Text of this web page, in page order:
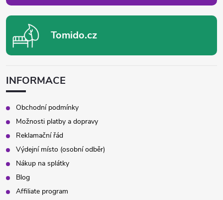
Tomido.cz
INFORMACE
Obchodní podmínky
Možnosti platby a dopravy
Reklamační řád
Výdejní místo (osobní odběr)
Nákup na splátky
Blog
Affiliate program